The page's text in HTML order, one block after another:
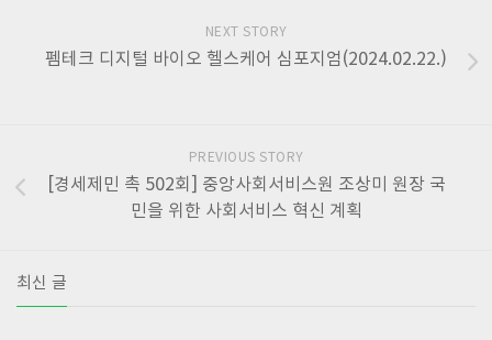
NEXT STORY
펨테크 디지털 바이오 헬스케어 심포지엄(2024.02.22.)
PREVIOUS STORY
[경세제민 촉 502회] 중앙사회서비스원 조상미 원장 국
민을 위한 사회서비스 혁신 계획
최신 글